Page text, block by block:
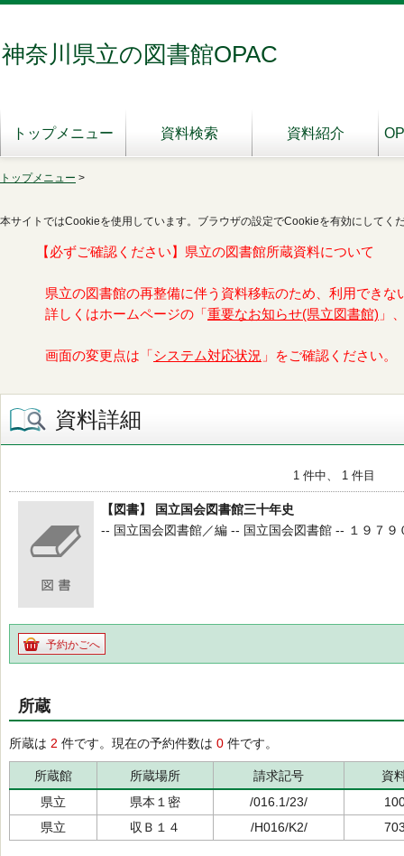
神奈川県立の図書館OPAC
トップメニュー 資料検索 資料紹介
トップメニュー >
本サイトではCookieを使用しています。ブラウザの設定でCookieを有効にしてく
【必ずご確認ください】県立の図書館所蔵資料について
県立の図書館の再整備に伴う資料移転のため、利用できな
詳しくはホームページの「 重要なお知らせ(県立図書館) 」
画面の変更点は「 システム対応状況 」をご確認ください。
資料詳細
1 件中、 1 件目
【図書】 国立国会図書館三十年史
-- 国立国会図書館／編 -- 国立国会図書館 -- １９７９
予約かごへ
所蔵
所蔵は 2 件です。現在の予約件数は 0 件です。
所蔵館 所蔵場所 請求記号
資
県立
県本１密 /016.1/23/
県立
収Ｂ１４ /H016/K2/